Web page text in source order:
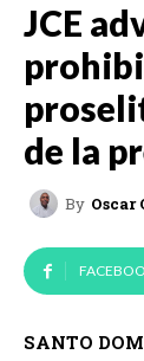
JCE
de la
By Oscar
SANTO